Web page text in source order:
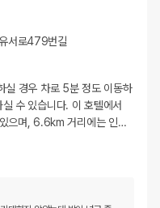
서로479번길
실 경우 차로 5분 정도 이동하
수 있습니다. 이 호텔에서
으며, 6.6km 거리에는 인…